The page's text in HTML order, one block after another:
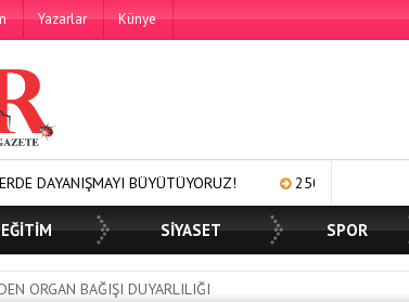
Yazarlar Künye
BÜYÜTÜYORUZ! 250 BİN ÖĞÜN, BİNLERCE YÜZE
EĞİTİM SİYASET SPOR
ORGAN BAĞIŞI DUYARLILIĞI